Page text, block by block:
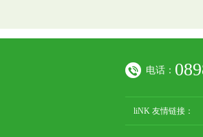
电话：
liNK 友情链接：